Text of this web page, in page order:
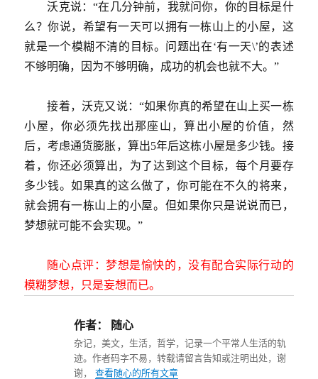
沃克说：“在几分钟前，我就问你，你的目标是什
么？你说，希望有一天可以拥有一栋山上的小屋，这
就是一个模糊不清的目标。问题出在‘有一天\’的表述
不够明确，因为不够明确，成功的机会也就不大。”
接着，沃克又说：“如果你真的希望在山上买一栋
小屋，你必须先找出那座山，算出小屋的价值，然
后，考虑通货膨胀，算出5年后这栋小屋是多少钱。接
着，你还必须算出，为了达到这个目标，每个月要存
多少钱。如果真的这么做了，你可能在不久的将来，
就会拥有一栋山上的小屋。但如果你只是说说而已，
梦想就可能不会实现。”
随心点评：梦想是愉快的，没有配合实际行动的
模糊梦想，只是妄想而已。
作者： 随心
杂记，美文，生活，哲学，记录一个平常人生活的轨
迹。作者码字不易，转载请留言告知或注明出处，谢
谢，查看随心的所有文章